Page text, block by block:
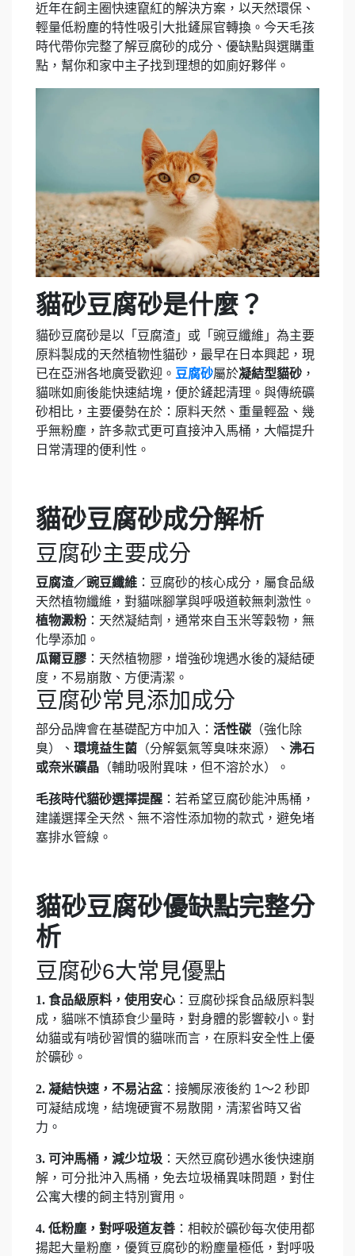
近年在飼主圈快速竄紅的解決方案，以天然環保、
輕量低粉塵的特性吸引大批鏟屎官轉換。今天毛孩
時代帶你完整了解豆腐砂的成分、優缺點與選購重
點，幫你和家中主子找到理想的如廁好夥伴。
貓砂豆腐砂是什麼？
貓砂豆腐砂是以「豆腐渣」或「豌豆纖維」為主要
原料製成的天然植物性貓砂，最早在日本興起，現
已在亞洲各地廣受歡迎。 豆腐砂屬於凝結型貓砂 ，
貓咪如廁後能快速結塊，便於鏟起清理。與傳統礦
砂相比，主要優勢在於：原料天然、重量輕盈、幾
乎無粉塵，許多款式更可直接沖入馬桶，大幅提升
日常清理的便利性。
貓砂豆腐砂成分解析
豆腐砂主要成分
豆腐渣／豌豆纖維 ：豆腐砂的核心成分，屬食品級
天然植物纖維，對貓咪腳掌與呼吸道較無刺激性。
植物澱粉：天然凝結劑，通常來自玉米等穀物，無
化學添加。
瓜爾豆膠 ：天然植物膠，增強砂塊遇水後的凝結硬
度，不易崩散、方便清潔。
豆腐砂常見添加成分
部分品牌會在基礎配方中加入： 活性碳 （強化除
臭）、 環境益生菌 （分解氨氣等臭味來源）、 沸石
或奈米礦晶 （輔助吸附異味，但不溶於水）。
毛孩時代貓砂選擇提醒 ：若希望豆腐砂能沖馬桶，
建議選擇全天然、無不溶性添加物的款式，避免堵
塞排水管線。
貓砂豆腐砂優缺點完整分
析
豆腐砂6大常見優點
1. 食品級原料，使用安心 ：豆腐砂採食品級原料製
成，貓咪不慎舔食少量時，對身體的影響較小。對
幼貓或有啃砂習慣的貓咪而言，在原料安全性上優
於礦砂。
2. 凝結快速，不易沾盆：接觸尿液後約 1～2 秒即
可凝結成塊，結塊硬實不易散開，清潔省時又省
力。
3. 可沖馬桶，減少垃圾 ：天然豆腐砂遇水後快速崩
解，可分批沖入馬桶，免去垃圾桶異味問題，對住
公寓大樓的飼主特別實用。
4. 低粉塵，對呼吸道友善 ：相較於礦砂每次使用都
揚起大量粉塵，優質豆腐砂的粉塵量極低，對呼吸